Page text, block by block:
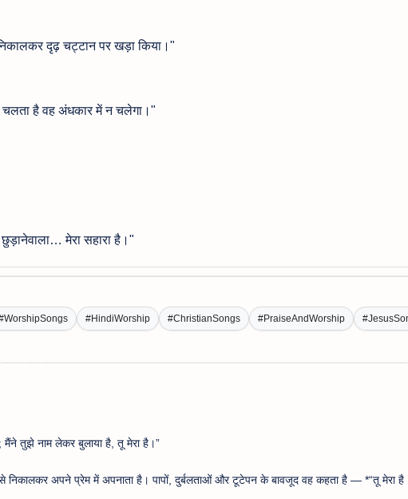
दृढ़ चट्टान पर खड़ा किया।"
चलता है वह अंधकार में न चलेगा।"
छुड़ानेवाला… मेरा सहारा है।"
#HindiWorship #ChristianSongs #PraiseAndWorship
तुझे नाम लेकर बुलाया है, तू मेरा है।”
निकालकर अपने प्रेम में अपनाता है। पापों, दुर्बलताओं और टूटेपन के बावजूद वह कहता है — *“तू मेरा